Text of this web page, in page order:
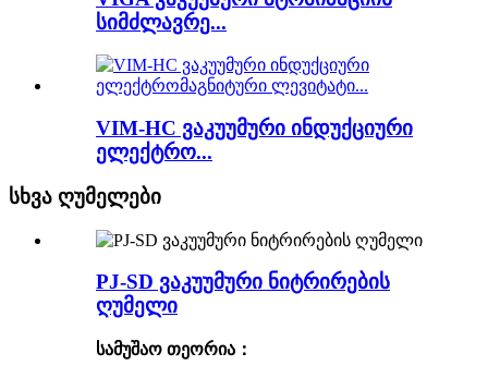
სიმძლავრე...
VIM-HC ვაკუუმური ინდუქციური
ელექტრო...
სხვა ღუმელები
PJ-SD ვაკუუმური ნიტრირების
ღუმელი
სამუშაო თეორია ：